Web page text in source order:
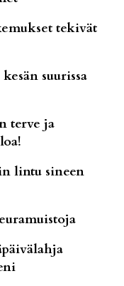
tekivät
suurissa
terve ja
lintu sineen